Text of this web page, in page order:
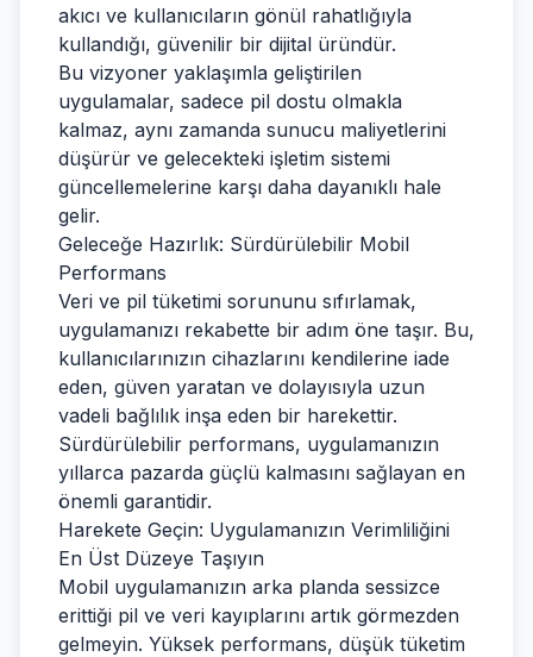
akıcı ve kullanıcıların gönül rahatlığıyla
kullandığı, güvenilir bir dijital üründür.
Bu vizyoner yaklaşımla geliştirilen
uygulamalar, sadece pil dostu olmakla
kalmaz, aynı zamanda sunucu maliyetlerini
düşürür ve gelecekteki işletim sistemi
güncellemelerine karşı daha dayanıklı hale
gelir.
Geleceğe Hazırlık: Sürdürülebilir Mobil
Performans
Veri ve pil tüketimi sorununu sıfırlamak,
uygulamanızı rekabette bir adım öne taşır. Bu,
kullanıcılarınızın cihazlarını kendilerine iade
eden, güven yaratan ve dolayısıyla uzun
vadeli bağlılık inşa eden bir harekettir.
Sürdürülebilir performans, uygulamanızın
yıllarca pazarda güçlü kalmasını sağlayan en
önemli garantidir.
Harekete Geçin: Uygulamanızın Verimliliğini
En Üst Düzeye Taşıyın
Mobil uygulamanızın arka planda sessizce
erittiği pil ve veri kayıplarını artık görmezden
gelmeyin. Yüksek performans, düşük tüketim